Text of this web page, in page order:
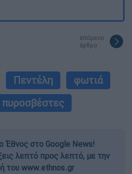
επόμενο
άρθρο
Πεντέλη
φωτιά
πυροσβέστες
Έθνος στο Google News!
λεπτό προς λεπτό, με την
του www.ethnos.gr